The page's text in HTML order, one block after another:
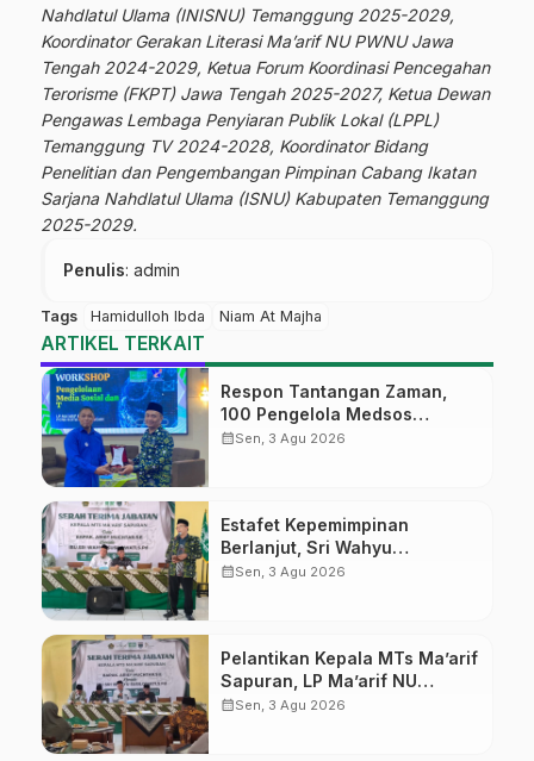
Nahdlatul Ulama (INISNU) Temanggung 2025-2029,
Koordinator Gerakan Literasi Ma’arif NU PWNU Jawa
Tengah 2024-2029, Ketua Forum Koordinasi Pencegahan
Terorisme (FKPT) Jawa Tengah 2025-2027, Ketua Dewan
Pengawas Lembaga Penyiaran Publik Lokal (LPPL)
Temanggung TV 2024-2028, Koordinator Bidang
Penelitian dan Pengembangan Pimpinan Cabang Ikatan
Sarjana Nahdlatul Ulama (ISNU) Kabupaten Temanggung
2025-2029.
Penulis: admin
Tags Hamidulloh Ibda Niam At Majha
ARTIKEL TERKAIT
Respon Tantangan Zaman,
100 Pengelola Medsos
Sekolah Ma’arif Pekalongan
calendar_monthSen, 3 Agu 2026
Estafet Kepemimpinan
Berlanjut, Sri Wahyu
Susilowati Resmi Pimpin MTs
calendar_monthSen, 3 Agu 2026
Pelantikan Kepala MTs Ma’arif
Sapuran, LP Ma’arif NU
Wonosobo Tekankan Lima
calendar_monthSen, 3 Agu 2026